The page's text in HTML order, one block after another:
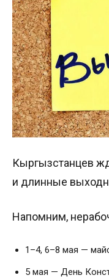
Кыргызстанцев
и длинные
Напомним,
1–4, 6–8 мая —
5 мая — День